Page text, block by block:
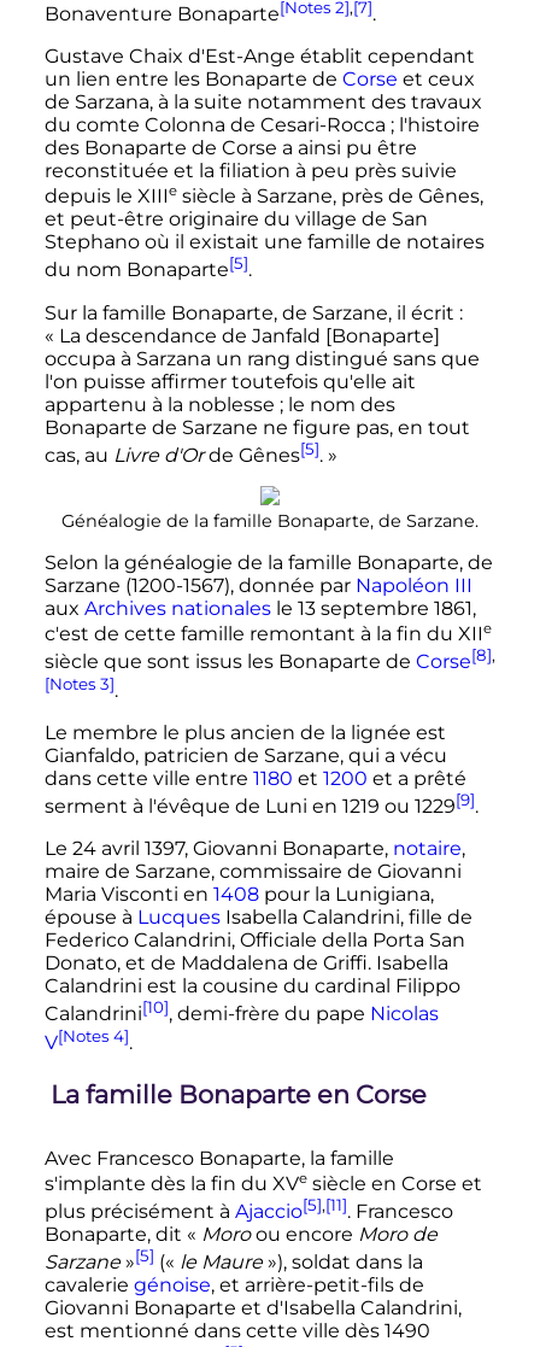
Bonaventure Bonaparte[Notes 2],[7].
Gustave Chaix d'Est-Ange établit cependant
un lien entre les Bonaparte de Corse et ceux
de Sarzana, à la suite notamment des travaux
du comte Colonna de Cesari-Rocca ; l'histoire
des Bonaparte de Corse a ainsi pu être
reconstituée et la filiation à peu près suivie
depuis le XIIIe siècle à Sarzane, près de Gênes,
et peut-être originaire du village de San
Stephano où il existait une famille de notaires
du nom Bonaparte[5].
Sur la famille Bonaparte, de Sarzane, il écrit :
« La descendance de Janfald [Bonaparte]
occupa à Sarzana un rang distingué sans que
l'on puisse affirmer toutefois qu'elle ait
appartenu à la noblesse ; le nom des
Bonaparte de Sarzane ne figure pas, en tout
cas, au Livre d'Orde Gênes[5]. »
Généalogie de la famille Bonaparte, de Sarzane.
Selon la généalogie de la famille Bonaparte, de
Sarzane (1200-1567), donnée par Napoléon III
aux Archives nationalesle 13 septembre 1861,
c'est de cette famille remontant à la fin du XIIe
siècle que sont issus les Bonaparte de Corse[8],
[Notes 3].
Le membre le plus ancien de la lignée est
Gianfaldo, patricien de Sarzane, qui a vécu
dans cette ville entre 1180 et 1200 et a prêté
serment à l'évêque de Luni en 1219 ou 1229[9].
Le 24 avril 1397, Giovanni Bonaparte, notaire,
maire de Sarzane, commissaire de Giovanni
Maria Visconti en 1408pour la Lunigiana,
épouse à LucquesIsabella Calandrini, fille de
Federico Calandrini, Officiale della Porta San
Donato, et de Maddalena de Griffi. Isabella
Calandrini est la cousine du cardinal Filippo
Calandrini[10], demi-frère du pape Nicolas
V[Notes 4].
La famille Bonaparte en Corse
Avec Francesco Bonaparte, la famille
s'implante dès la fin du XVe siècle en Corse et
plus précisément à Ajaccio[5],[11]. Francesco
Bonaparte, dit « Moroou encore Moro de
Sarzane »[5] (« le Maure »), soldat dans la
cavalerie génoise, et arrière-petit-fils de
Giovanni Bonaparte et d'Isabella Calandrini,
est mentionné dans cette ville dès 1490